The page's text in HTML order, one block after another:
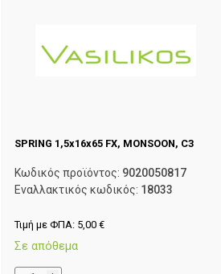
SPRING 1,5x16x65 FX, MONSOON, C3
Κωδικός προϊόντος: 9020050817
Εναλλακτικός κωδικός: 18033
Τιμή με ΦΠΑ: 5,00€
Σε απόθεμα